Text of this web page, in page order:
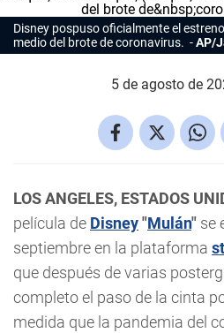
Disney pospuso oficialmente el estreno
medio del brote decoronavirus. AP/
5 de agosto de
LOS ANGELES, ESTADOS
película de Disney"Mulán" se
septiembre en la plataforma
que después de varias
completo el paso de la cinta
medida que la pandemia del